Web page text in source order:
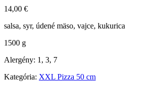
14,00 €
salsa, syr, údené mäso, vajce, kukurica
1500 g
Alergény: 1, 3, 7
Kategória: XXL Pizza 50 cm